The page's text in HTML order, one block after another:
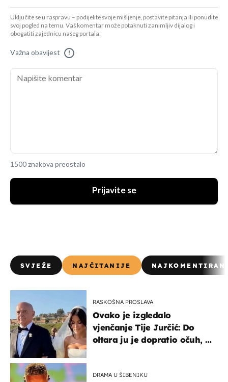
Uključite se u raspravu – podijelite svoje mišljenje, postavite pitanja ili ponudite
svoj pogled na temu. Vaš komentar može potaknuti zanimljiv dijalog i
obogatiti zajednicu našeg portala.
Važna obavijest !
1500 znakova preostalo
Prijavite se
SVJEŽE NAJČITANIJE
RASKOŠNA PROSLAVA
Ovako je izgledalo
vjenčanje Tije Jurčić: Do
oltara ju je dopratio očuh, a
DRAMA U ŠIBENIKU